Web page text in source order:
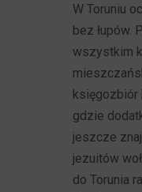
W Toruniu
bez łupów.
wszystkim
księgozbiór
gdzie
jeszcze
jezuitów
do Torunia